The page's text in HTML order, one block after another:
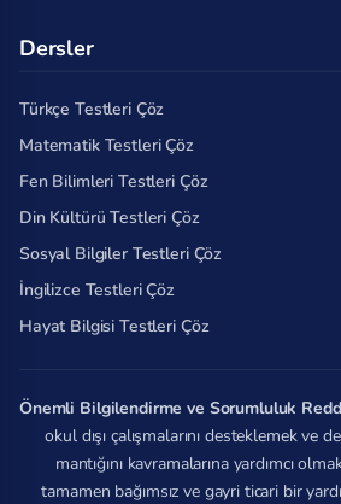
Dersler
Türkçe Testleri Çöz
Matematik Testleri Çöz
Fen Bilimleri Testleri Çöz
Din Kültürü Testleri Çöz
Sosyal Bilgiler Testleri Çöz
İngilizce Testleri Çöz
Hayat Bilgisi Testleri Çöz
Önemli Bilgilendirme ve Sorumluluk
okul dışı çalışmalarını desteklemek ve
mantığını kavramalarına yardımcı
tamamen bağımsız ve gayri ticari bir